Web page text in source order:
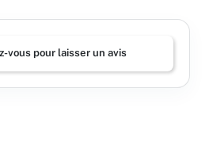
vous pour laisser un avis